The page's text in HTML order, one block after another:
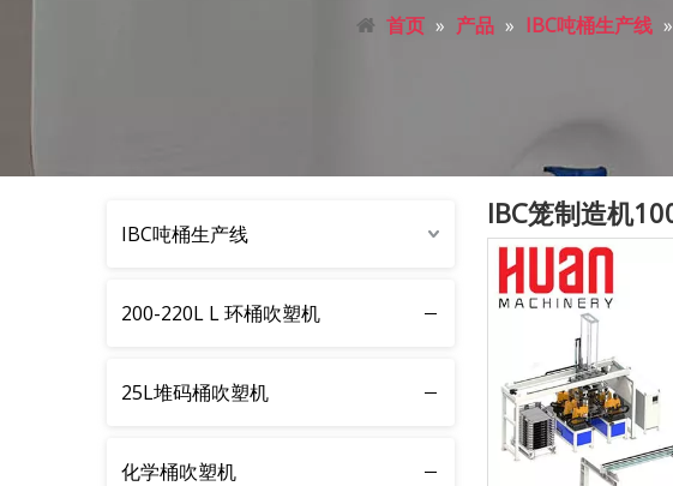
首页 » 产品 » IBC吨桶生产线 »
IBC吨桶生产线
200-220L L 环桶吹塑机
25L堆码桶吹塑机
化学桶吹塑机
IBC笼制造机